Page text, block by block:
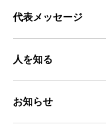
代表メッセージ
人を知る
お知らせ